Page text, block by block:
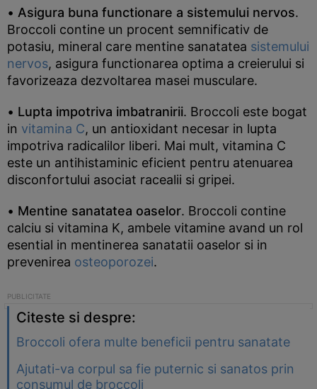
• Asigura buna functionare a sistemului nervos.
Broccoli contine un procent semnificativ de
potasiu, mineral care mentine sanatatea sistemului
nervos, asigura functionarea optima a creierului si
favorizeaza dezvoltarea masei musculare.
• Lupta impotriva imbatranirii. Broccoli este bogat
in vitamina C, un antioxidant necesar in lupta
impotriva radicalilor liberi. Mai mult, vitamina C
este un antihistaminic eficient pentru atenuarea
disconfortului asociat racealii si gripei.
• Mentine sanatatea oaselor. Broccoli contine
calciu si vitamina K, ambele vitamine avand un rol
esential in mentinerea sanatatii oaselor si in
prevenirea osteoporozei.
Citeste si despre:
Broccoli ofera multe beneficii pentru sanatate
Ajutati-va corpul sa fie puternic si sanatos prin
consumul de broccoli